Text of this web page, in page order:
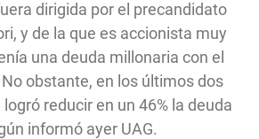
dirigida por el precandidato
y de la que es accionista muy
una deuda millonaria con el
obstante, en los últimos dos
reducir en un 46% la deuda
informó ayer UAG.